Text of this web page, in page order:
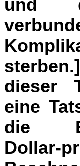
und
dieser
eine
die
Dollar-